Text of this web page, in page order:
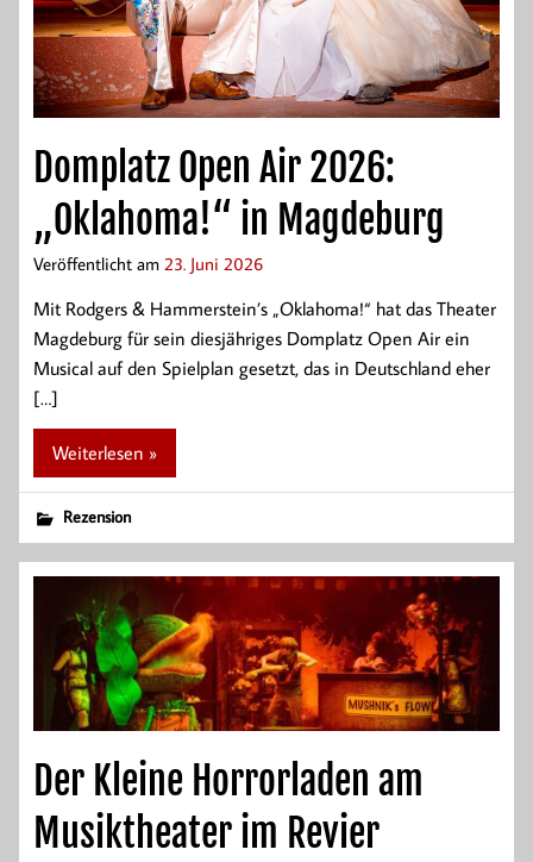
Domplatz Open Air 2026:
„Oklahoma!“ in Magdeburg
Veröffentlicht am 23. Juni 2026
Mit Rodgers & Hammerstein’s „Oklahoma!“ hat das Theater
Magdeburg für sein diesjähriges Domplatz Open Air ein
Musical auf den Spielplan gesetzt, das in Deutschland eher
[…]
Weiterlesen »
Rezension
Der Kleine Horrorladen am
Musiktheater im Revier